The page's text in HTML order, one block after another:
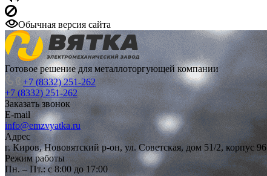
Обычная версия сайта
Готовое решение для металлоторгующей компании
+7 (8332) 251-262
+7 (8332) 251-262
Заказать звонок
E-mail
info@emzvyatka.ru
Адрес
г. Киров, Нововятский р-он, ул. Советская, дом 51/2, корпус 96
Режим работы
Пн. – Пт.: с 8:00 до 17:00